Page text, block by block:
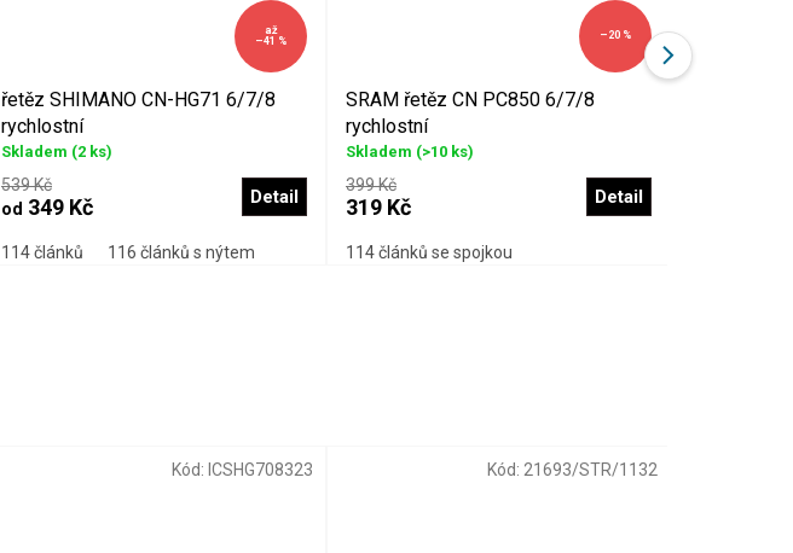
Kód: ICSHG708323 Kód: 21693/STR/1132
až
–41 %
řetěz SHIMANO CN-HG71 6/7/8
rychlostní
Skladem (2 ks)
539 Kč
od 349 Kč Detail
114 článků 116 článků s nýtem
–20 %
SRAM řetěz CN PC850 6/7/8
rychlostní
Skladem (>10 ks)
399 Kč
319 Kč Detail
114 článků se spojkou